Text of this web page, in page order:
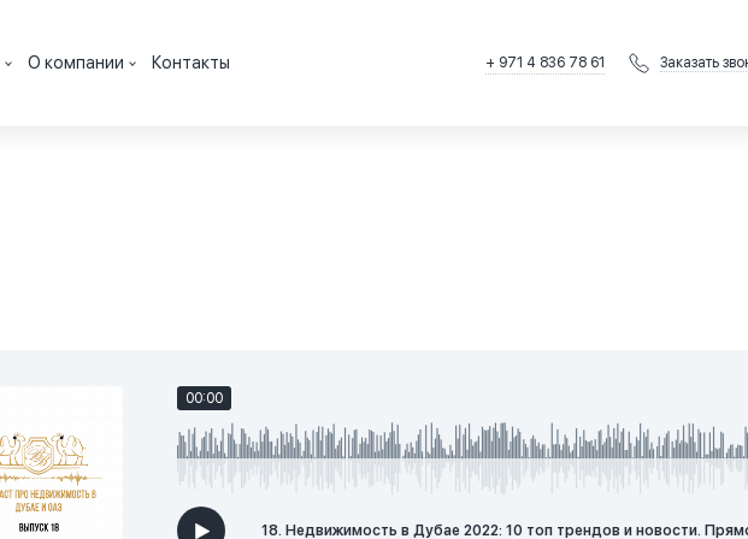
в кредит
О компании Контакты + 971 4 836 78 61 Заказать
00:00
18. Недвижимость в Дубае 2022: 10 топ трендов и новости.